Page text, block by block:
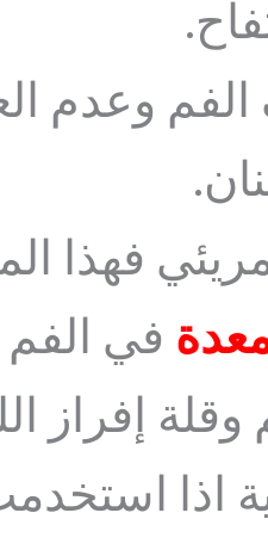
وعدم
فهذا
في
إفراز
اذا